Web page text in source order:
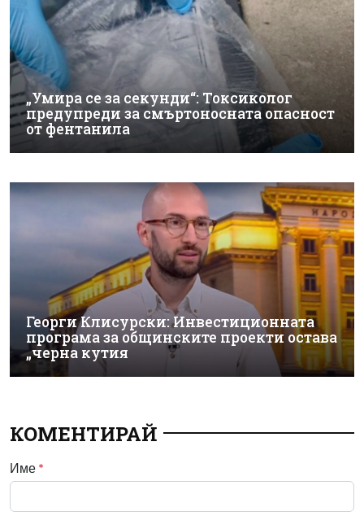
„Умира се за секунди“: Токсиколог
предупреди за смъртоносната опасност
от фентанила
Георги Клисурски: Инвестиционната
програма за общинските проекти остава
„черна кутия
КОМЕНТИРАЙ
Име *